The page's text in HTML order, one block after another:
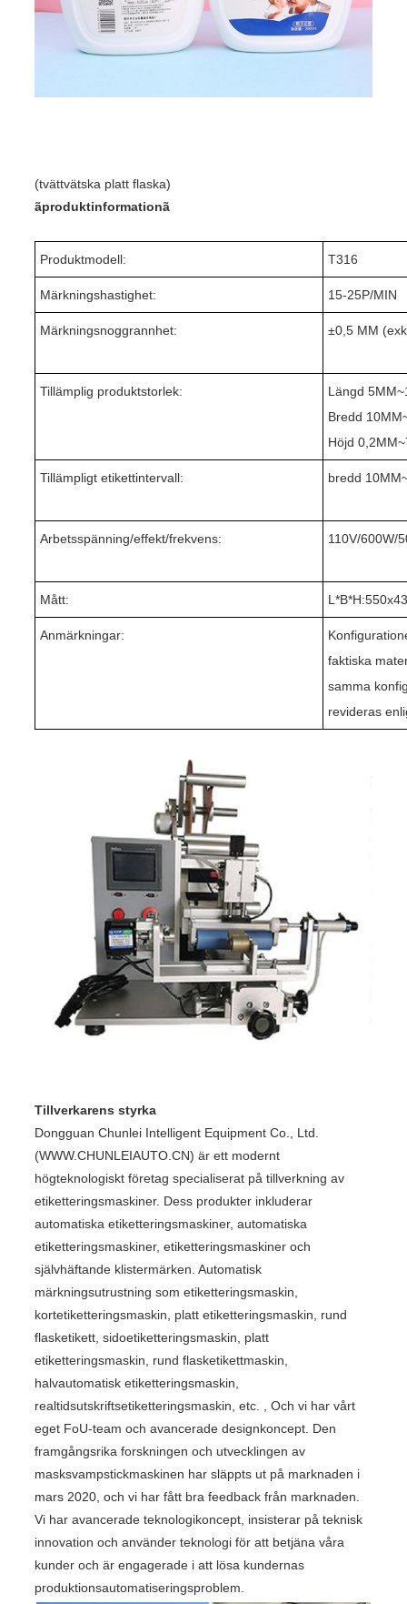
(tvättvätska platt flaska)
ãproduktinformationã
Produktmodell: T316
Märkningshastighet: 15-25P/MIN
Märkningsnoggrannhet: ±0,5 MM
Tillämplig produktstorlek:
Längd
Bredd
Höjd
Tillämpligt etikettintervall: bredd
Arbetsspänning/effekt/frekvens: 110V/600W/
Mått:
Anmärkningar:
faktiska
samma
revideras
Tillverkarens styrka
Dongguan Chunlei Intelligent Equipment Co., Ltd.
(WWW.CHUNLEIAUTO.CN) är ett modernt
högteknologiskt företag specialiserat på tillverkning av
etiketteringsmaskiner. Dess produkter inkluderar
automatiska etiketteringsmaskiner, automatiska
etiketteringsmaskiner, etiketteringsmaskiner och
självhäftande klistermärken. Automatisk
märkningsutrustning som etiketteringsmaskin,
kortetiketteringsmaskin, platt etiketteringsmaskin, rund
flasketikett, sidoetiketteringsmaskin, platt
etiketteringsmaskin, rund flasketikettmaskin,
halvautomatisk etiketteringsmaskin,
realtidsutskriftsetiketteringsmaskin, etc. , Och vi har vårt
eget FoU-team och avancerade designkoncept. Den
framgångsrika forskningen och utvecklingen av
masksvampstickmaskinen har släppts ut på marknaden i
mars 2020, och vi har fått bra feedback från marknaden.
Vi har avancerade teknologikoncept, insisterar på teknisk
innovation och använder teknologi för att betjäna våra
kunder och är engagerade i att lösa kundernas
produktionsautomatiseringsproblem.